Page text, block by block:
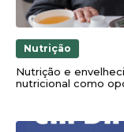
Nutrição
Nutrição e
nutricional como